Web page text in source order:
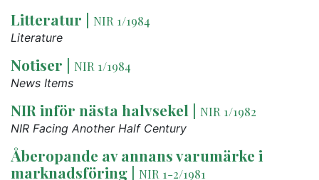
Litteratur | NIR 1/1984
Literature
Notiser | NIR 1/1984
News Items
NIR inför nästa halvsekel | NIR 1/1982
NIR Facing Another Half Century
Åberopande av annans varumärke i
marknadsföring | NIR 1-2/1981